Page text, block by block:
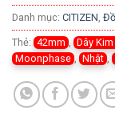
Danh mục: CITIZEN,
Thẻ: 42mm , Dây
Moonphase , Nhật ,